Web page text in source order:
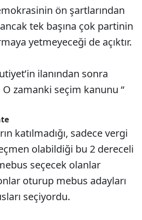
ön şartlarından
tek başına çok partinin
yetmeyeceği de açıktır.
ilanından sonra
O zamanki seçim kanunu “
katılmadığı, sadece vergi
olabildiği bu 2 dereceli
seçecek olanlar
oturup mebus adayları
seçiyordu.